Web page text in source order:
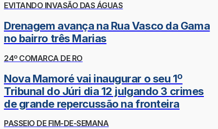
EVITANDO INVASÃO DAS ÁGUAS
Drenagem avança na Rua Vasco da Gama
no bairro três Marias
24º COMARCA DE RO
Nova Mamoré vai inaugurar o seu 1º
Tribunal do Júri dia 12 julgando 3 crimes
de grande repercussão na fronteira
PASSEIO DE FIM-DE-SEMANA